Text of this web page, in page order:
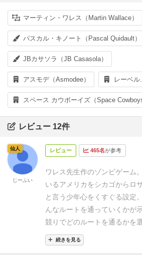
マーティン・ワレス（Martin Wallace）
パスカル・キノート（Pascal Quidault）
JBカサソラ（JB Casasola）
アスモデ（Asmodee） レーベル
スペース カウボーイズ（Space Cowboys
レビュー 12件
レビュー 465名が参考
ワレス先生作のゾンビゲーム。
いるアメリカをシカゴからロ
と言う少年心をくすぐる設定。
んなルートを通っていくかが
競りでどのルートを通るかを
ルートは一人しかいられない
ってロサンゼルスにまでたど
続きを見る
仙人
じーふい